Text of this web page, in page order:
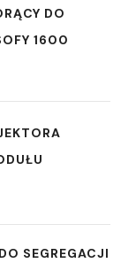
DO
1600
SEGREGACJI